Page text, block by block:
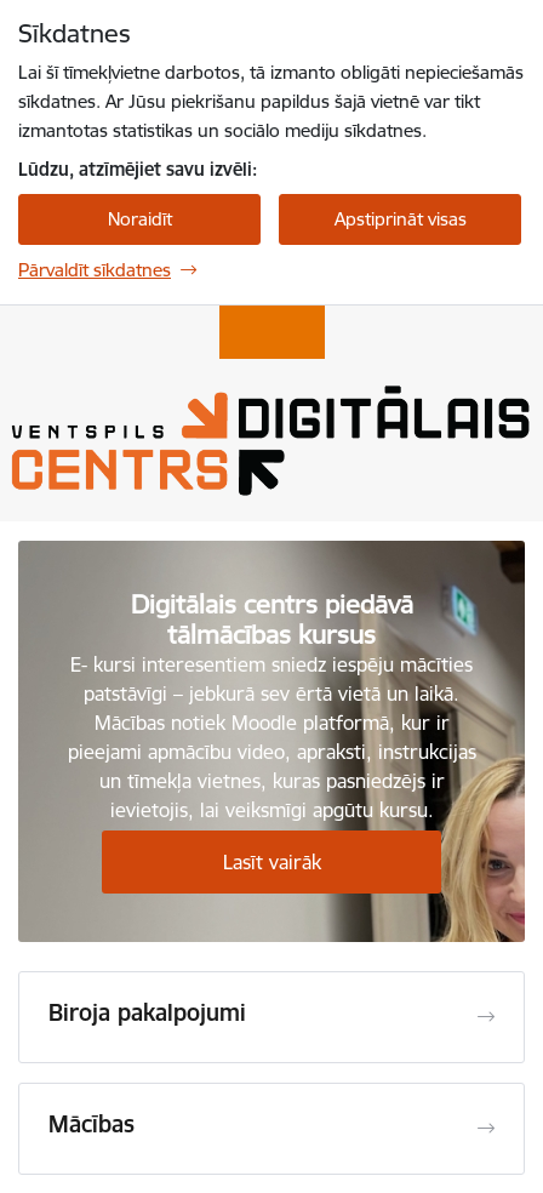
Sīkdatnes
Lai šī tīmekļvietne darbotos, tā izmanto obligāti nepieciešamās
sīkdatnes. Ar Jūsu piekrišanu papildus šajā vietnē var tikt
izmantotas statistikas un sociālo mediju sīkdatnes.
Lūdzu, atzīmējiet savu izvēli:
Noraidīt Apstiprināt visas
Pārvaldīt sīkdatnes
Digitālais centrs piedāvā
tālmācības kursus
E- kursi interesentiem sniedz iespēju mācīties
patstāvīgi – jebkurā sev ērtā vietā un laikā.
Mācības notiek Moodle platformā, kur ir
pieejami apmācību video, apraksti, instrukcijas
un tīmekļa vietnes, kuras pasniedzējs ir
ievietojis, lai veiksmīgi apgūtu kursu.
Lasīt vairāk
Biroja pakalpojumi
Mācības